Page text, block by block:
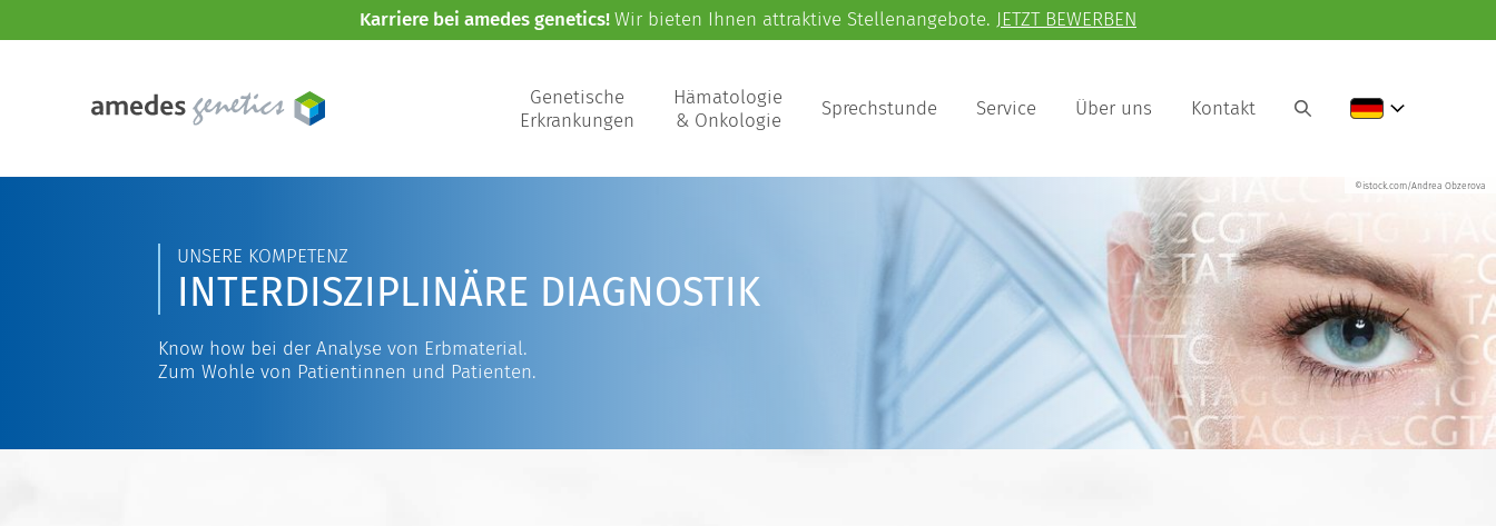
Karriere bei amedes genetics!Wir bieten Ihnen attraktive Stellenangebote. JETZT BEWERBEN
Genetische
Erkrankungen
Hämatologie
& Onkologie
Sprechstunde Service Über uns Kontakt
©istock.com/Andrea Obzerova
UNSERE KOMPETENZ
INTERDISZIPLINÄRE DIAGNOSTIK
Know how bei der Analyse von Erbmaterial.
Zum Wohle von Patientinnen und Patienten.